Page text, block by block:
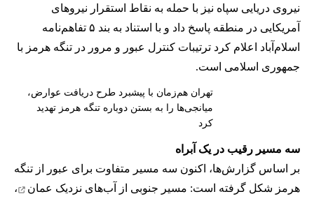
نیروی دریایی سپاه نیز با حمله به نقاط استقرار نیروهای
آمریکایی در منطقه پاسخ داد و با استناد به بند ۵ تفاهم‌نامه
اسلام‌آباد اعلام کرد ترتیبات کنترل عبور و مرور در تنگه هرمز با
جمهوری اسلامی است.
تهران هم‌زمان با پیشبرد طرح دریافت عوارض،
میانجی‌ها را به بستن دوباره تنگه هرمز تهدید
کرد
سه مسیر رقیب در یک آبراه
بر اساس گزارش‌ها، اکنون سه مسیر متفاوت برای عبور از تنگه
هرمز شکل گرفته است: مسیر جنوبی از
آب‌های نزدیک عمان
،